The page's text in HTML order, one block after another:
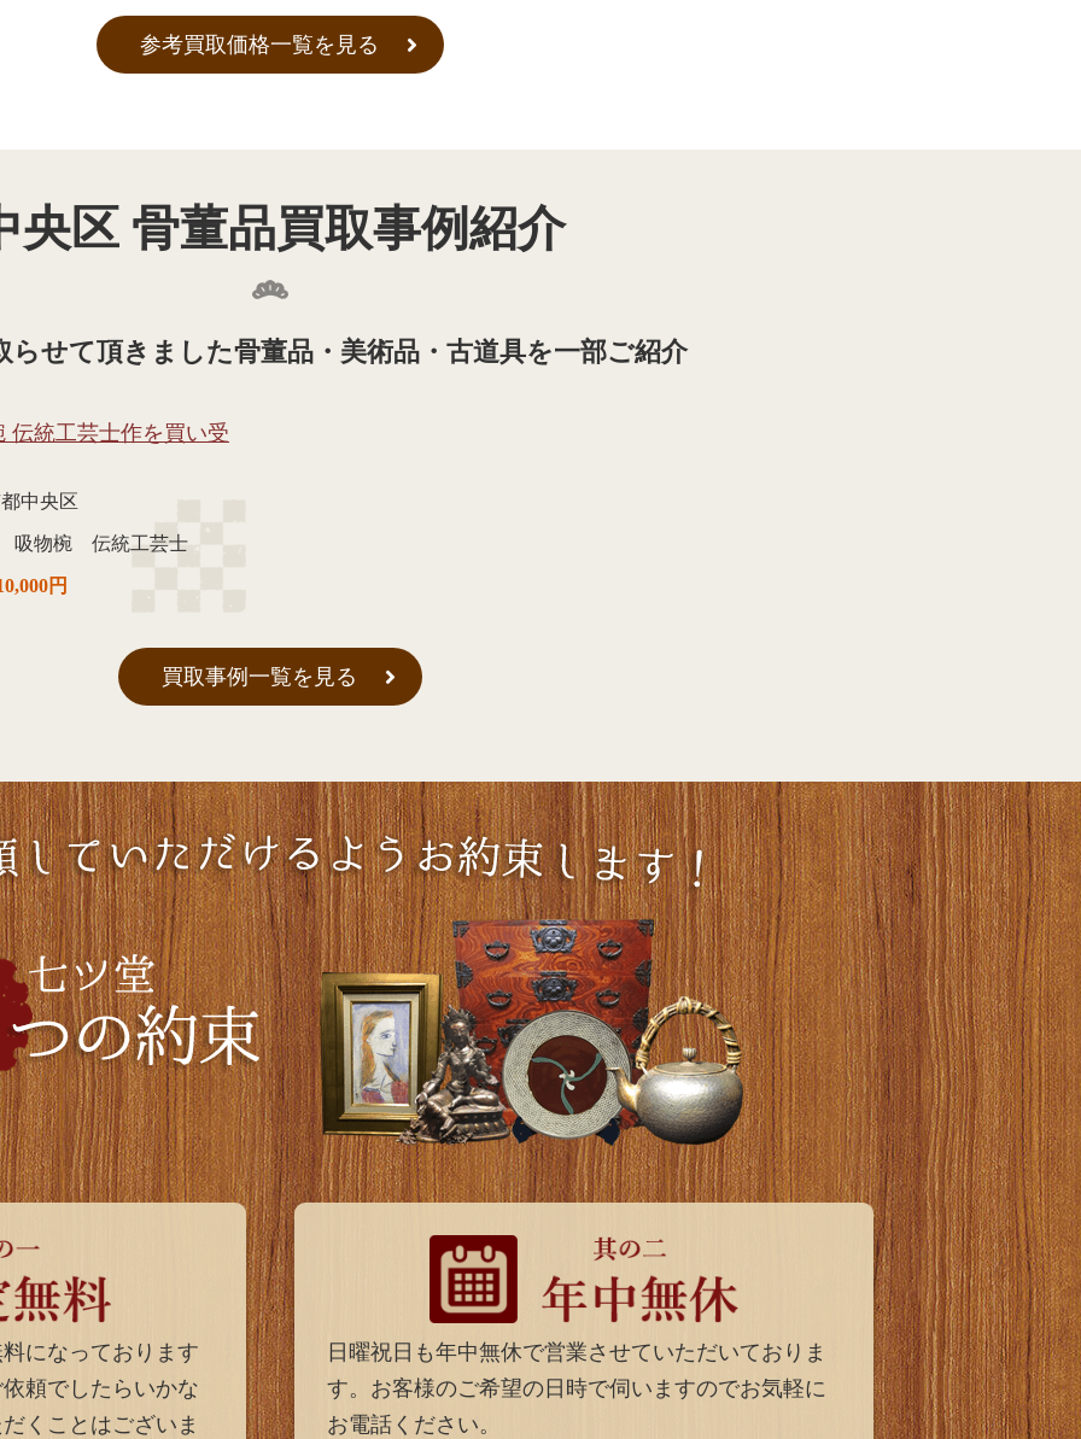
参考買取価格一覧を見る
央区 骨董品買取事例紹介
らせて頂きました骨董品・美術品・古道具を一部ご紹介
伝統工芸士作を買い受
中央区
吸物椀 伝統工芸士
円
買取事例一覧を見る
になっております
頼でしたらいかな
くことはございま
日曜祝日も年中無休で営業させていただいておりま
す。お客様のご希望の日時で伺いますのでお気軽に
お電話ください。